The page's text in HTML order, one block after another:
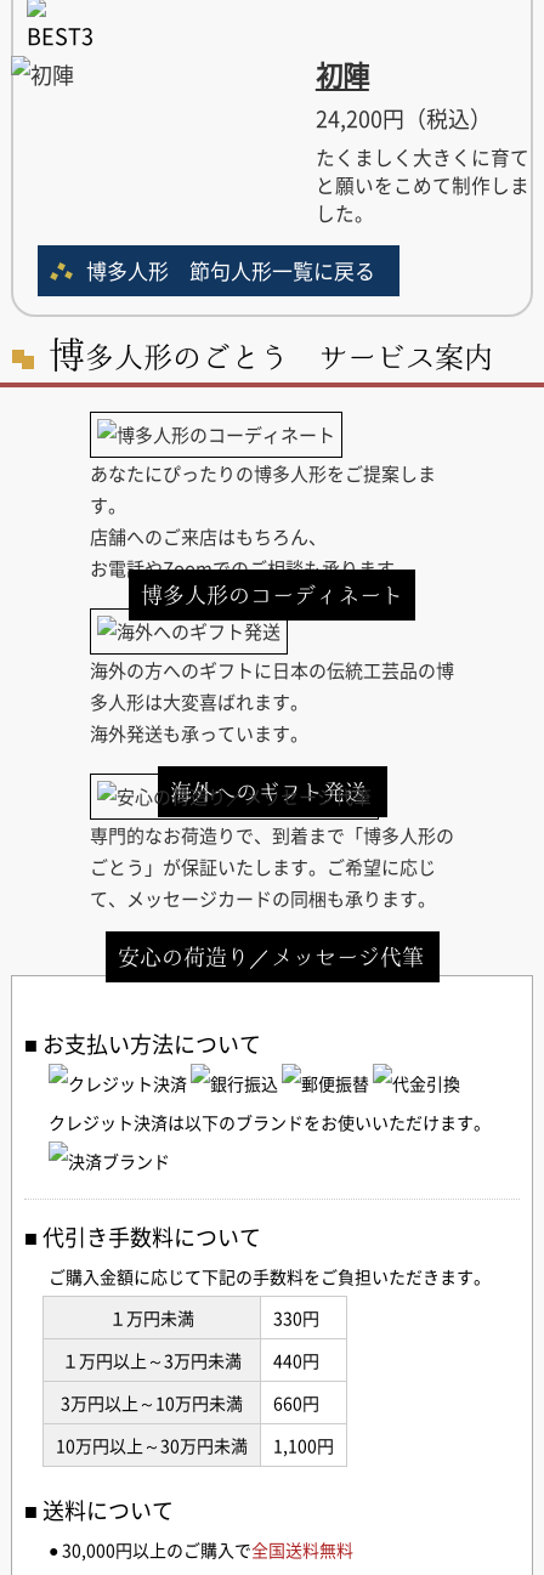
初陣
24,200円（税込）
たくましく大きくに育て
と願いをこめて制作しま
した。
博多人形 節句人形一覧に戻る
博多人形のごとう サービス案内
博多人形のコーディネート
あなたにぴったりの博多人形をご提案しま
す。
店舗へのご来店はもちろん、
お電話やZoomでのご相談も承ります。
海外へのギフト発送
海外の方へのギフトに日本の伝統工芸品の博
多人形は大変喜ばれます。
海外発送も承っています。
安心の荷造り／メッセージ代筆
専門的なお荷造りで、到着まで「博多人形の
ごとう」が保証いたします。ご希望に応じ
て、メッセージカードの同梱も承ります。
お支払い方法について
クレジット決済は以下のブランドをお使いいただけます。
代引き手数料について
ご購入金額に応じて下記の手数料をご負担いただきます。
１万円未満
330円
１万円以上～3万円未満
440円
3万円以上～10万円未満
660円
10万円以上～30万円未満
1,100円
送料について
● 30,000円以上のご購入で全国送料無料